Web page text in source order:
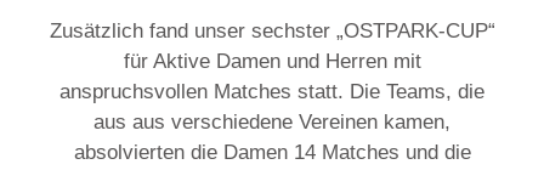
Zusätzlich fand unser sechster „OSTPARK-CUP“
für Aktive Damen und Herren mit
anspruchsvollen Matches statt. Die Teams, die
aus aus verschiedene Vereinen kamen,
absolvierten die Damen 14 Matches und die